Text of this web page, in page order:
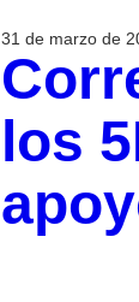
31 de marzo de
los